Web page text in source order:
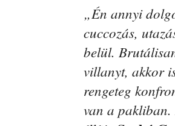
„Én annyi
cuccozás,
belül.
villanyt, akkor
rengeteg
van a pakliban.